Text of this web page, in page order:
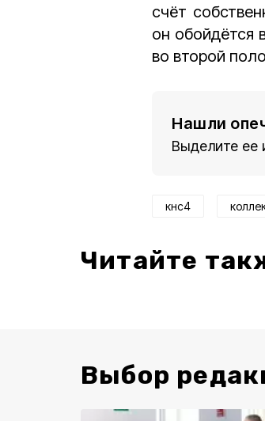
счёт
он обойдётся
во второй
Нашли
Выделите ее
кнс4
Читайте
Выбор